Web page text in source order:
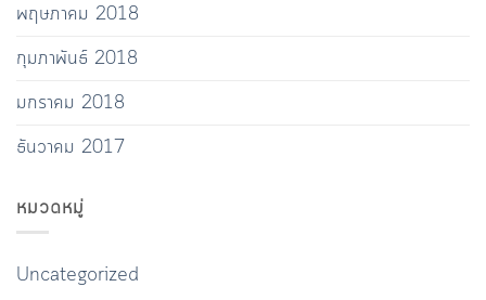
พฤษภาคม 2018
กุมภาพันธ์ 2018
มกราคม 2018
ธันวาคม 2017
หมวดหมู่
Uncategorized